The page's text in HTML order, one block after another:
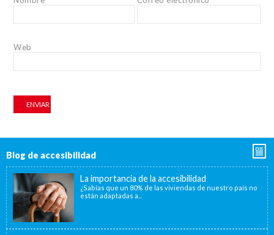
Web
Blog de accesibilidad
La importancia de la accesibilidad
¿Sabías que un 80% de las viviendas de nuestro país no
están adaptadas a...